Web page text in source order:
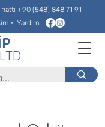
+90 (548) 848 71 91
· Yardım